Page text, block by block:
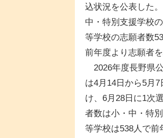
込状況を公表した
中・特別支援学校
等学校の志願者数
前年度より志願者を
2026年度長野県
は4月14日から5月
け、6月28日に1次
者数は小・中・特
等学校は538人で前